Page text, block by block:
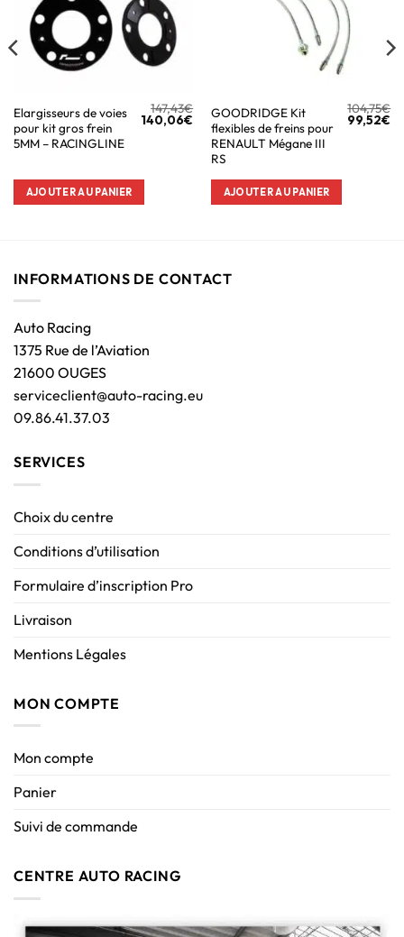
Elargisseurs de voies
pour kit gros frein
5MM – RACINGLINE
147,43€
140,06€
AJOUTER AU PANIER
GOODRIDGE Kit
flexibles de freins pour
RENAULT Mégane III
RS
104,75€
99,52€
AJOUTER AU PANIER
INFORMATIONS DE CONTACT
Auto Racing
1375 Rue de l’Aviation
21600 OUGES
serviceclient@auto-racing.eu
09.86.41.37.03
SERVICES
Choix du centre
Conditions d’utilisation
Formulaire d’inscription Pro
Livraison
Mentions Légales
MON COMPTE
Mon compte
Panier
Suivi de commande
CENTRE AUTO RACING